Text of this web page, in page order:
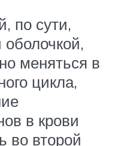
по сути,
оболочкой,
меняться в
цикла,
в крови
во второй